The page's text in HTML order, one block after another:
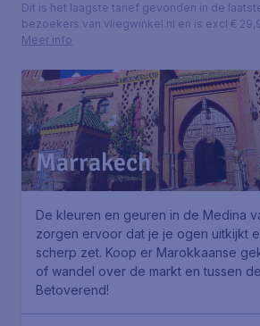
Dit is het laagste tarief gevonden in de
bezoekers van vliegwinkel.nl en is excl €
Meer info
Marrakech
De kleuren en geuren in de Medina
zorgen ervoor dat je je ogen uitkijkt
scherp zet. Koop er Marokkaanse
of wandel over de markt en tussen
Betoverend!